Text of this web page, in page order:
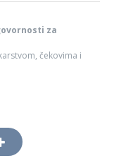
za
čekovima i